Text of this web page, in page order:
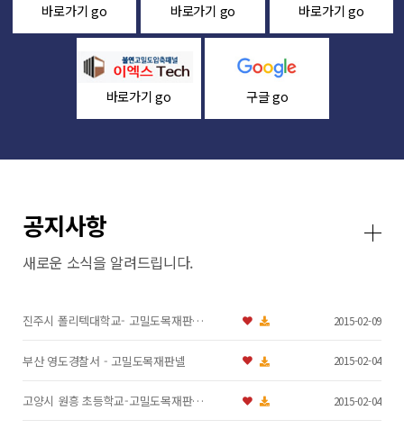
바로가기 go 바로가기 go 바로가기 go
바로가기 go 구글 go
공지사항
새로운 소식을 알려드립니다.
진주시 폴리텍대학교- 고밀도목재판… 2015-02-09
부산 영도경찰서 - 고밀도목재판넬 2015-02-04
고양시 원흥 초등학교-고밀도목재판… 2015-02-04